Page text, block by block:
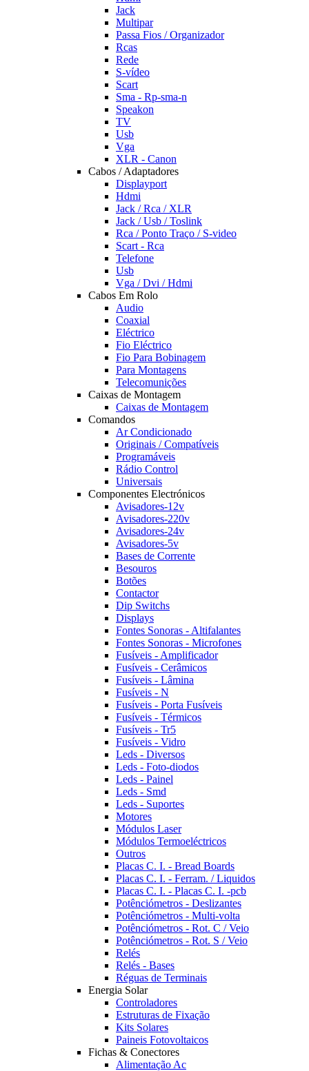
Jack
Multipar
Passa Fios / Organizador
Rcas
Rede
S-vídeo
Scart
Sma - Rp-sma-n
Speakon
TV
Usb
Vga
XLR - Canon
Cabos / Adaptadores
Displayport
Hdmi
Jack / Rca / XLR
Jack / Usb / Toslink
Rca / Ponto Traço / S-video
Scart - Rca
Telefone
Usb
Vga / Dvi / Hdmi
Cabos Em Rolo
Audio
Coaxial
Eléctrico
Fio Eléctrico
Fio Para Bobinagem
Para Montagens
Telecomunições
Caixas de Montagem
Caixas de Montagem
Comandos
Ar Condicionado
Originais / Compatíveis
Programáveis
Rádio Control
Universais
Componentes Electrónicos
Avisadores-12v
Avisadores-220v
Avisadores-24v
Avisadores-5v
Bases de Corrente
Besouros
Botões
Contactor
Dip Switchs
Displays
Fontes Sonoras - Altifalantes
Fontes Sonoras - Microfones
Fusíveis - Amplificador
Fusíveis - Cerâmicos
Fusíveis - Lâmina
Fusíveis - N
Fusíveis - Porta Fusíveis
Fusíveis - Térmicos
Fusíveis - Tr5
Fusíveis - Vidro
Leds - Diversos
Leds - Foto-diodos
Leds - Painel
Leds - Smd
Leds - Suportes
Motores
Módulos Laser
Módulos Termoeléctricos
Outros
Placas C. I. - Bread Boards
Placas C. I. - Ferram. / Liquidos
Placas C. I. - Placas C. I. -pcb
Potênciómetros - Deslizantes
Potênciómetros - Multi-volta
Potênciómetros - Rot. C / Veio
Potênciómetros - Rot. S / Veio
Relés
Relés - Bases
Réguas de Terminais
Energia Solar
Controladores
Estruturas de Fixação
Kits Solares
Paineis Fotovoltaicos
Fichas & Conectores
Alimentação Ac